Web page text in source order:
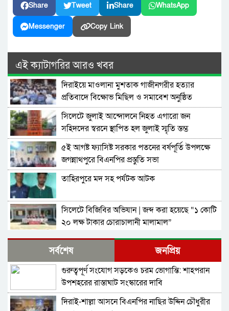
Share Tweet Share WhatsApp
Messenger Copy Link
এই ক্যাটাগরির আরও খবর
দিরাইয়ে মাওলানা মুশতাক গাজীনগরীর হত্যার
প্রতিবাদে বিক্ষোভ মিছিল ও সমাবেশ অনুষ্ঠিত
সিলেটে জুলাই আন্দোলনে নিহত এগারো জন
সহিদদের স্বরনে স্থাপিত হল জুলাই স্মৃতি স্তম্ভ
৫ই আগষ্ট ফ্যাসিষ্ট সরকার পতনের বর্ষপূর্তি উপলক্ষে
জগন্নাথপুরে বিএনপির প্রস্তুতি সভা
তাহিরপুরে মদ সহ পর্যটক আটক
সিলেটে বিজিবির অভিযান | জব্দ করা হয়েছে “১ কোটি
২০ লক্ষ টাকার চোরাচালানী মালামাল”
জগন্নাথপুরে পল্লী বিদ্যুৎ এর ঘনঘন লোডশেডিং ,
জনসাধারণের ভোগান্তি
জৈন্তাপুরে জেলা প্রশাসক উদ্বোধন করলেন “বৃক্ষরোপন
কর্মসূচি-২০২৫”
উত্তম চরিত্র মাধুরী দিয়েই ছাত্র সমাজকে আলোকিত
সর্বশেষ জনপ্রিয়
গুরুত্বপূর্ণ সংযোগ সড়কেও চরম ভোগান্তি: শাহপরান
উপশহরের রাস্তাঘাট সংস্কারের দাবি
দিরাই-শাল্লা আসনে বিএনপির নাছির উদ্দিন চৌধুরীর